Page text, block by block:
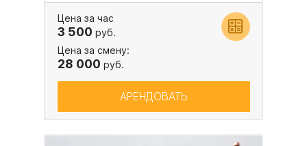
Цена за час
3 500 руб.
Цена за смену:
28 000 руб.
АРЕНДОВАТЬ